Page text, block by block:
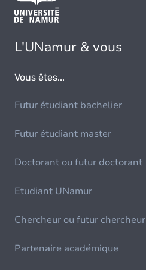
L'UNamur & vous
Vous êtes...
Futur étudiant bachelier
Futur étudiant master
Doctorant ou futur doctorant
Etudiant UNamur
Chercheur ou futur chercheur
Partenaire académique